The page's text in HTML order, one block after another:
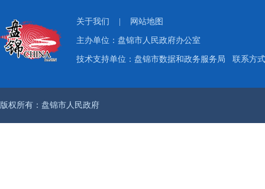
关于我们 网站地图
主办单位：盘锦市人民政府办公室
技术支持单位：盘锦市数据和政务服务局 联系方
版权所有：盘锦市人民政府